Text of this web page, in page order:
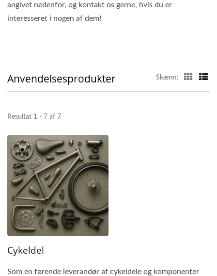
angivet nedenfor, og kontakt os gerne, hvis du er
interesseret i nogen af dem!
Anvendelsesprodukter Skærm:
Resultat 1 - 7 af 7
Cykeldel
Som en førende leverandør af cykeldele og komponenter